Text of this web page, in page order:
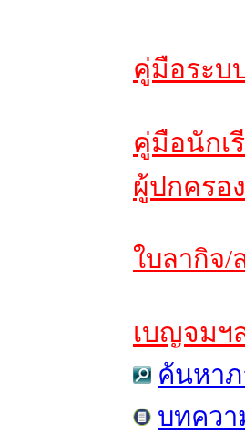
คู่มือระบ
คู่มือนักเ
ผู้ปกครอ
ใบลากิจ/
เบญจมฯ
ค้นหาภ
บทควา